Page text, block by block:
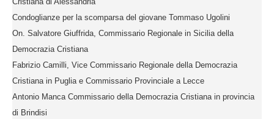
Condoglianze per la scomparsa del giovane Tommaso Ugolini
On. Salvatore Giuffrida, Commissario Regionale in Sicilia della
Democrazia Cristiana
Fabrizio Camilli, Vice Commissario Regionale della Democrazia
Cristiana in Puglia e Commissario Provinciale a Lecce
Antonio Manca Commissario della Democrazia Cristiana in provincia
di Brindisi